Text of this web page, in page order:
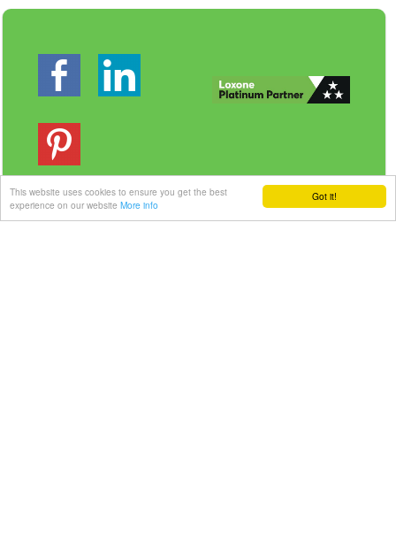
Got it!
This website uses cookies to ensure you get the best
experience on our website More info